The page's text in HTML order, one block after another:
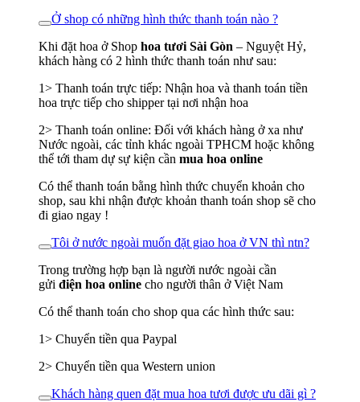
Ở shop có những hình thức thanh toán nào ?
Khi đặt hoa ở Shop hoa tươi Sài Gòn – Nguyệt Hỷ,
khách hàng có 2 hình thức thanh toán như sau:
1> Thanh toán trực tiếp: Nhận hoa và thanh toán tiền
hoa trực tiếp cho shipper tại nơi nhận hoa
2> Thanh toán online: Đối với khách hàng ở xa như
Nước ngoài, các tỉnh khác ngoài TPHCM hoặc không
thể tới tham dự sự kiện cần mua hoa online
Có thể thanh toán bằng hình thức chuyển khoản cho
shop, sau khi nhận được khoản thanh toán shop sẽ cho
đi giao ngay !
Tôi ở nước ngoài muốn đặt giao hoa ở VN thì ntn?
Trong trường hợp bạn là người nước ngoài cần
gửi điện hoa online cho người thân ở Việt Nam
Có thể thanh toán cho shop qua các hình thức sau:
1> Chuyển tiền qua Paypal
2> Chuyển tiền qua Western union
Khách hàng quen đặt mua hoa tươi được ưu dãi gì ?